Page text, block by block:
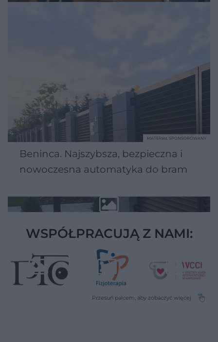
Beninca. Najszybsza, bezpieczna i
nowoczesna automatyka do bram
MATERIAŁ SPONSOROWANY
WSPÓŁPRACUJĄ Z NAMI: